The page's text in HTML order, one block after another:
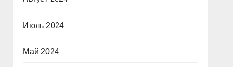
Июль 2024
Май 2024